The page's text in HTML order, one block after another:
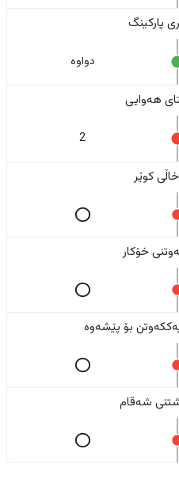
پارکینگ
دواوە
هەوایی
2
کوێر
خۆکار
بۆ پێشەوە
شەقام